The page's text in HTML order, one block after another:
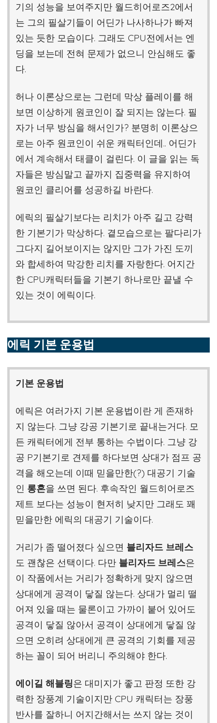
기의 성능을 보여주지만 월드히어로즈2에서
는 그의 필살기들이 어딘가 나사하나가 빠져
있는 듯한 모습이다. 그래도 CPU전에서는 엔
딩을 보는데 전혀 문제가 없으니 안심해도 좋
다.
허나 이론상으로는 그런데 막상 플레이를 해
보면 이상하게 원코인이 잘 되지는 않는다. 필
자가 너무 방심을 해서인가? 분명히 이론상으
로는 아주 원코인이 쉬운 캐릭터인데.. 어딘가
에서 계속해서 태클이 걸린다. 이 글을 읽는 독
자들은 방심말고 끝까지 집중력을 유지하여
원코인 클리어를 성공하길 바란다.
에릭의 필살기보다는 리치가 아주 길고 강력
한 기본기가 막상하다. 곁모습으로는 팔다리가
그다지 길어보이지는 않지만 그가 가진 도끼
와 합세하여 막강한 리치를 자랑한다. 어지간
한 CPU캐릭터들을 기본기 하나로만 끝낼 수
있는 것이 에릭이다.
에릭 기본 운용법
기본 운용법
에릭은 여러가지 기본 운용법이란 게 존재하
지 않는다. 그냥 강공 기본기로 끝내는거다. 모
든 캐릭터에게 전부 통하는 수법이다. 그냥 강
공 P기본기로 견제를 하다보면 상대가 점프 공
격을 해오는데 이때 믿을만한(?) 대공기 기술
인 롱혼을 쓰면 된다. 후속작인 월드히어로즈
제트 보다는 성능이 현저히 낮지만 그래도 꽤
믿을만한 에릭의 대공기 기술이다.
거리가 좀 떨어졌다 싶으면 블리자드 브레스
도 괜찮은 선택이다. 다만 블리자드 브레스은
이 작품에서는 거리가 정확하게 맞지 않으면
상대에게 공격이 닿질 않는다. 상대가 멀리 떨
어져 있을 때는 물론이고 가까이 붙어 있어도
공격이 닿질 않아서 공격이 상대에게 닿질 않
으면 오히려 상대에게 큰 공격의 기회를 제공
하는 꼴이 되어 버리니 주의해야 한다.
에이길 해블링은 대미지가 좋고 판정 또한 강
력한 장풍계 기술이지만 CPU 캐릭터는 장풍
반사를 잘하니 어지간해서는 쓰지 않는 것이